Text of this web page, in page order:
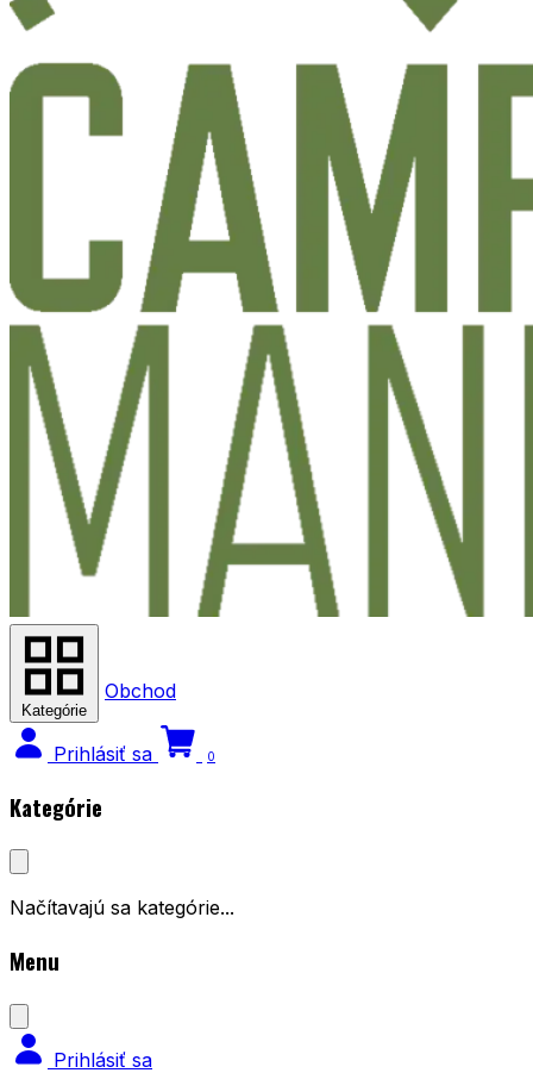
Kategórie
Obchod
Prihlásiť sa 0
Kategórie
Načítavajú sa kategórie...
Menu
Prihlásiť sa